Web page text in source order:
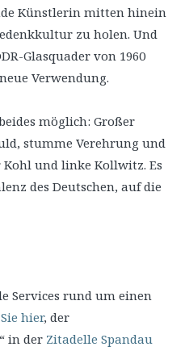
Künstlerin mitten hinein
zu holen. Und
Glasquader von 1960
Verwendung.
möglich: Großer
stumme Verehrung und
und linke Kollwitz. Es
des Deutschen, auf die
Services rund um einen
hier, der
in der Zitadelle Spandau